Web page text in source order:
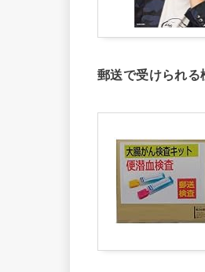
郵送で受けられる